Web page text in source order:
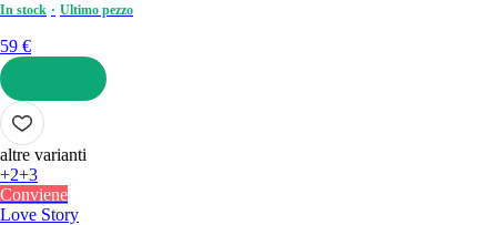
In stock Ultimo pezzo
59 €
AGGIUNGI
altre varianti
+2+3
Conviene
Love Story